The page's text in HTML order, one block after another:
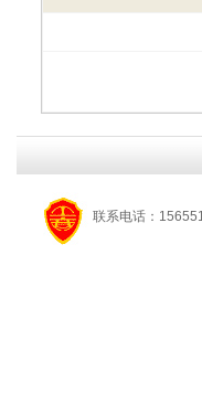
联系电话：